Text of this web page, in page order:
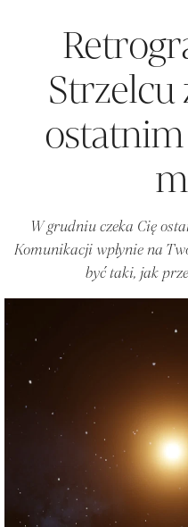
Strzelcu
W grudniu czeka Cię
Komunikacji wpłynie na
być taki, jak